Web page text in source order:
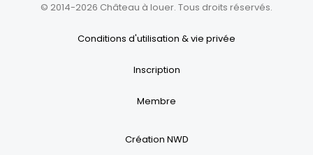
© 2014-2026 Château à louer. Tous droits réservés.
Conditions d'utilisation & vie privée
Inscription
Membre
Création NWD